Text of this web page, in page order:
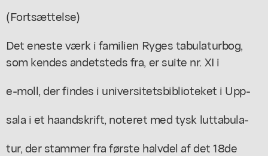
(Fortsættelse)
Det eneste værk i familien Ryges tabulaturbog,
som kendes andetsteds fra, er suite nr. XI i
e-moll, der findes i universitetsbiblioteket i Upp-
sala i et haandskrift, noteret med tysk luttabula-
tur, der stammer fra første halvdel af det 18de